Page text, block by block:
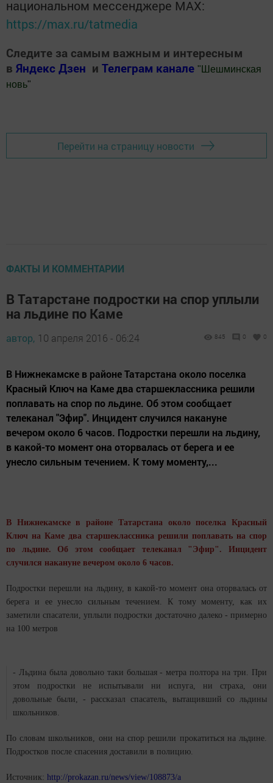
национальном мессенджере MАХ:
https://max.ru/tatmedia
Следите за самым важным и интересным
в Яндекс Дзен и Телеграм канале " Шешминская
новь"
Перейти на страницу новости
ФАКТЫ И КОММЕНТАРИИ
В Татарстане подростки на спор уплыли
на льдине по Каме
автор, 10 апреля 2016 - 06:24 845 0 0
В Нижнекамске в районе Татарстана около поселка
Красный Ключ на Каме два старшеклассника решили
поплавать на спор по льдине. Об этом сообщает
телеканал "Эфир". Инцидент случился накануне
вечером около 6 часов. Подростки перешли на льдину,
в какой-то момент она оторвалась от берега и ее
унесло сильным течением. К тому моменту,...
В Нижнекамске в районе Татарстана около поселка Красный
Ключ на Каме два старшеклассника решили поплавать на спор
по льдине. Об этом сообщает телеканал "Эфир". Инцидент
случился накануне вечером около 6 часов.
Подростки перешли на льдину, в какой-то момент она оторвалась от
берега и ее унесло сильным течением. К тому моменту, как их
заметили спасатели, уплыли подростки достаточно далеко - примерно
на 100 метров
- Льдина была довольно таки большая - метра полтора на три. При
этом подростки не испытывали ни испуга, ни страха, они
довольные были, - рассказал спасатель, вытащивший со льдины
школьников.
По словам школьников, они на спор решили прокатиться на льдине.
Подростков после спасения доставили в полицию.
Источник: http://prokazan.ru/news/view/108873/a